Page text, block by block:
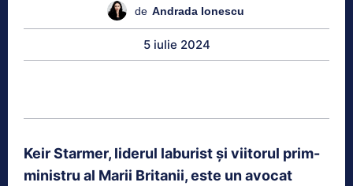
de Andrada Ionescu
5 iulie 2024
Keir Starmer, liderul laburist și viitorul prim-
ministru al Marii Britanii, este un avocat